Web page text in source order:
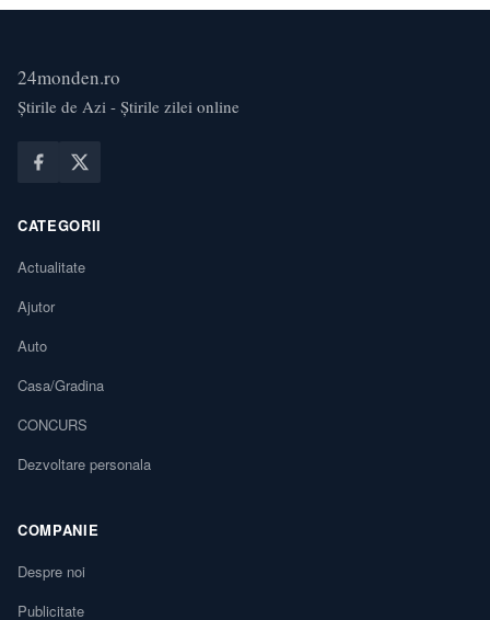
24monden.ro
Știrile de Azi - Știrile zilei online
CATEGORII
Actualitate
Ajutor
Auto
Casa/Gradina
CONCURS
Dezvoltare personala
COMPANIE
Despre noi
Publicitate